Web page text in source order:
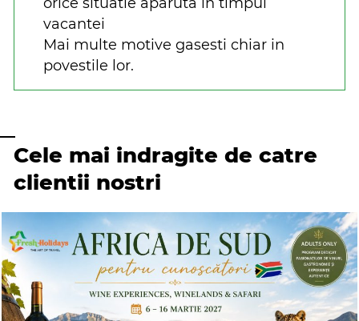
vacantei
Mai multe motive gasesti chiar in
povestile lor.
Cele mai indragite de catre
clientii nostri